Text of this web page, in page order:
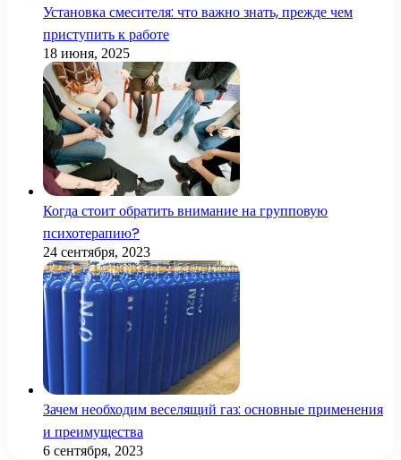
Установка смесителя: что важно знать, прежде чем
приступить к работе
18 июня, 2025
Когда стоит обратить внимание на групповую
психотерапию?
24 сентября, 2023
Зачем необходим веселящий газ: основные применения
и преимущества
6 сентября, 2023